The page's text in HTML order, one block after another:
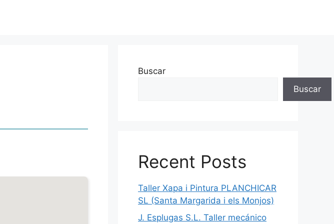
Buscar
Buscar
Recent Posts
Taller Xapa i Pintura PLANCHICAR
SL (Santa Margarida i els Monjos)
J. Esplugas S.L. Taller mecánico